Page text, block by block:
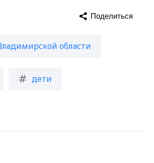
области
дети
Поделиться